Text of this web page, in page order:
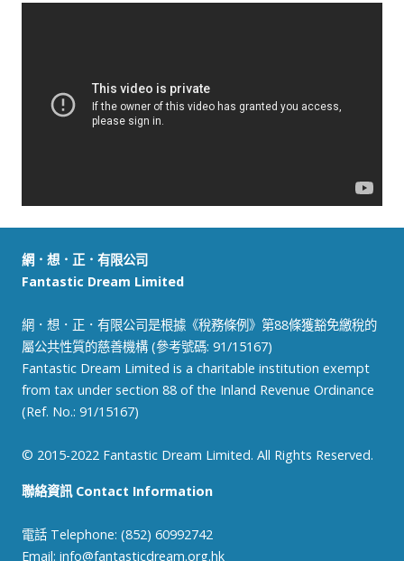
網．想．正．有限公司
Fantastic Dream Limited
網．想．正．有限公司是根據《稅務條例》第88條獲豁免繳稅的
屬公共性質的慈善機構 (參考號碼: 91/15167)
Fantastic Dream Limited is a charitable institution exempt
from tax under section 88 of the Inland Revenue Ordinance
(Ref. No.: 91/15167)
© 2015-2022 Fantastic Dream Limited. All Rights Reserved.
聯絡資訊 Contact Information
電話 Telephone: (852) 60992742
Email: info@fantasticdream.org.hk